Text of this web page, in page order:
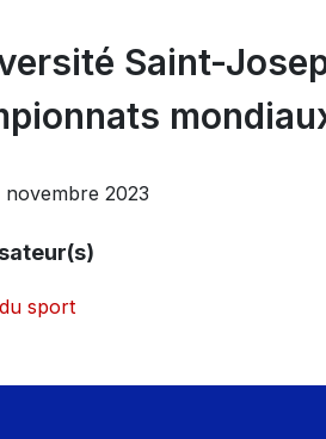
Saint-
2023
sport